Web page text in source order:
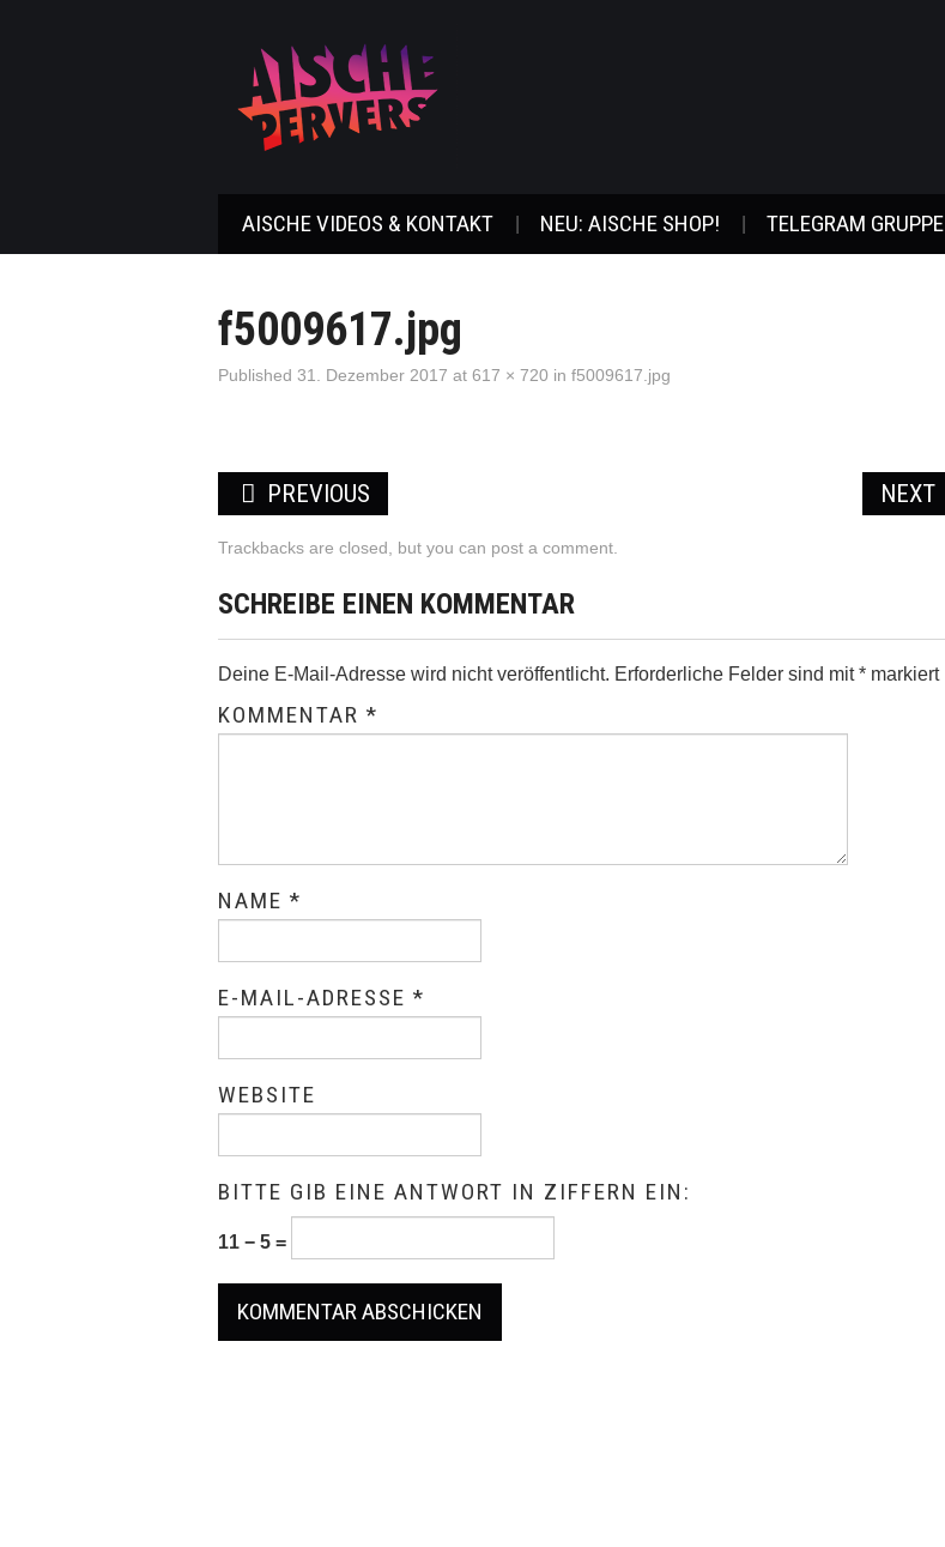
AISCHE VIDEOS & KONTAKT NEU: AISCHE SHOP! TELEGRAM GRUPPE
f5009617.jpg
Published 31. Dezember 2017 at 617 × 720 in f5009617.jpg
PREVIOUS NEXT
Trackbacks are closed, but you can post a comment
SCHREIBE EINEN KOMMENTAR
Deine E-Mail-Adresse wird nicht veröffentlicht. Erforderliche Felder sind mit* markiert
KOMMENTAR *
NAME *
E-MAIL-ADRESSE *
WEBSITE
BITTE GIB EINE ANTWORT IN ZIFFERN EIN:
11 − 5 =